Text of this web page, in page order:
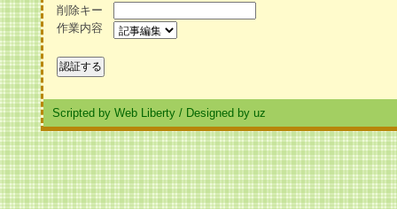
削除キー
作業内容
Scripted by Web Liberty / Designed by uz